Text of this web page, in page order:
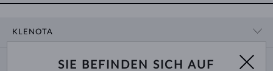
KLENOTA
SIE BEFINDEN SICH AUF